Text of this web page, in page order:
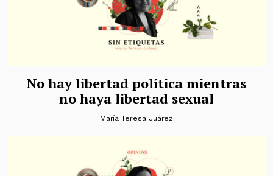
No hay libertad política mientras
no haya libertad sexual
María Teresa Juárez